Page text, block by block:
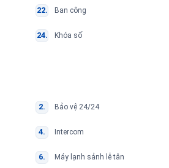
Ban công
Khóa số
Bảo vệ 24/24
Intercom
Máy lạnh sảnh lễ tân